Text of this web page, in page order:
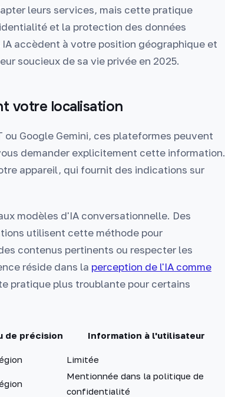
leurs services, mais cette pratique
et la protection des données
accèdent à votre position géographique et
soucieux de sa vie privée en 2025.
votre localisation
Google Gemini, ces plateformes peuvent
demander explicitement cette information.
appareil, qui fournit des indications sur
modèles d'IA conversationnelle. Des
utilisent cette méthode pour
contenus pertinents ou respecter les
réside dans la perception de l'IA comme
pratique plus troublante pour certains
de précision Information à l'utilisateur
Limitée
Mentionnée dans la politique de
confidentialité